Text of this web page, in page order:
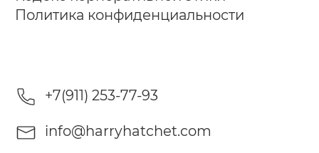
+7(911) 253-77-93
info@harryhatchet.com
Политика конфиденциальности